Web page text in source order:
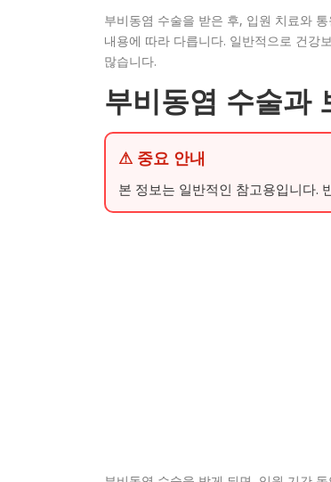
부비동염 수술을 받은 후, 입원 치료와
내용에 따라 다릅니다. 일반적으로 건강
많습니다.
부비동염 수술과
⚠ 중요 안내
본 정보는 일반적인 참고용입니다.